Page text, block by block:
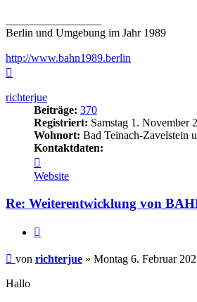
Berlin und Umgebung im Jahr 1989
http://www.bahn1989.berlin
richterjue
Beiträge: 370
Registriert: Samstag 1. November
Wohnort: Bad Teinach-Zavelstein
Kontaktdaten:
von
richterjue
Website
Re: Weiterentwicklung von
Beitrag
von richterjue » Montag 6. Februar
Hallo